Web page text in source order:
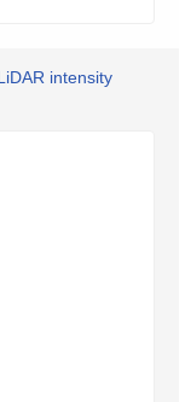
intensity